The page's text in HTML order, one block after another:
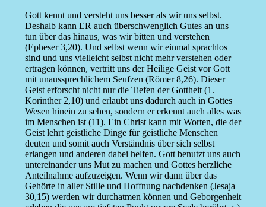
Gott kennt und versteht uns besser als wir uns selbst.
Deshalb kann ER auch überschwenglich Gutes an uns
tun über das hinaus, was wir bitten und verstehen
(Epheser 3,20). Und selbst wenn wir einmal sprachlos
sind und uns vielleicht selbst nicht mehr verstehen oder
ertragen können, vertritt uns der Heilige Geist vor Gott
mit unaussprechlichem Seufzen (Römer 8,26). Dieser
Geist erforscht nicht nur die Tiefen der Gottheit (1.
Korinther 2,10) und erlaubt uns dadurch auch in Gottes
Wesen hinein zu sehen, sondern er erkennt auch alles was
im Menschen ist (11). Ein Christ kann mit Worten, die der
Geist lehrt geistliche Dinge für geistliche Menschen
deuten und somit auch Verständnis über sich selbst
erlangen und anderen dabei helfen. Gott benutzt uns auch
untereinander uns Mut zu machen und Gottes herzliche
Anteilnahme aufzuzeigen. Wenn wir dann über das
Gehörte in aller Stille und Hoffnung nachdenken (Jesaja
30,15) werden wir durchatmen können und Geborgenheit